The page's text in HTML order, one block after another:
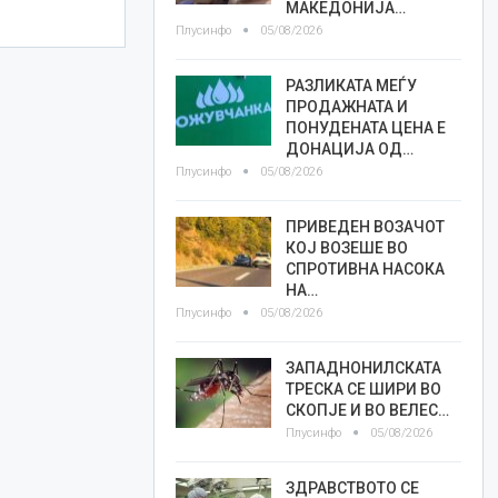
МАКЕДОНИЈА…
Плусинфо 05/08/2026
РАЗЛИКАТА МЕЃУ
ПРОДАЖНАТА И
ПОНУДЕНАТА ЦЕНА Е
ДОНАЦИЈА ОД…
Плусинфо 05/08/2026
ПРИВЕДЕН ВОЗАЧОТ
КОЈ ВОЗЕШЕ ВО
СПРОТИВНА НАСОКА
НА…
Плусинфо 05/08/2026
ЗАПАДНОНИЛСКАТА
ТРЕСКА СЕ ШИРИ ВО
СКОПЈЕ И ВО ВЕЛЕС…
Плусинфо 05/08/2026
ЗДРАВСТВОТО СЕ